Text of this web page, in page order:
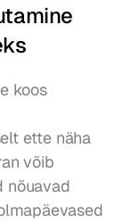
koos
ette näha
võib
nõuavad